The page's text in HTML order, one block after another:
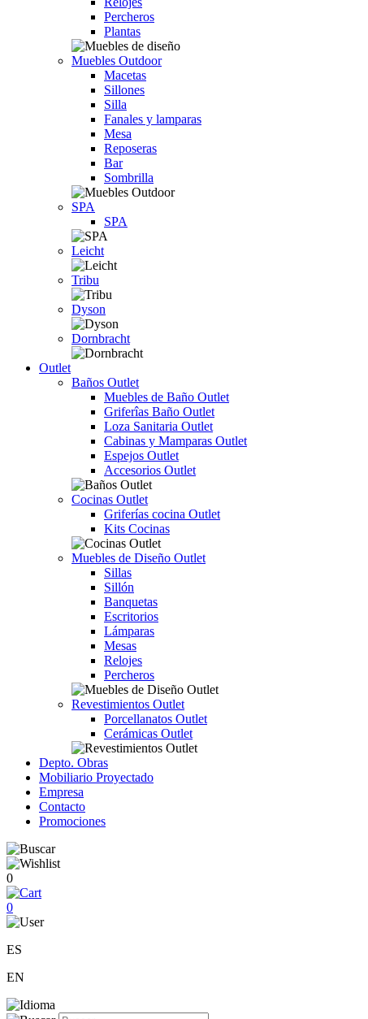
Percheros
Plantas
Muebles Outdoor
Macetas
Sillones
Silla
Fanales y lamparas
Mesa
Reposeras
Bar
Sombrilla
SPA
SPA
Leicht
Tribu
Dyson
Dornbracht
Outlet
Baños Outlet
Muebles de Baño Outlet
Griferîas Baño Outlet
Loza Sanitaria Outlet
Cabinas y Mamparas Outlet
Espejos Outlet
Accesorios Outlet
Cocinas Outlet
Griferías cocina Outlet
Kits Cocinas
Muebles de Diseño Outlet
Sillas
Sillón
Banquetas
Escritorios
Lámparas
Mesas
Relojes
Percheros
Revestimientos Outlet
Porcellanatos Outlet
Cerámicas Outlet
Depto. Obras
Mobiliario Proyectado
Empresa
Contacto
Promociones
0
0
ES
EN